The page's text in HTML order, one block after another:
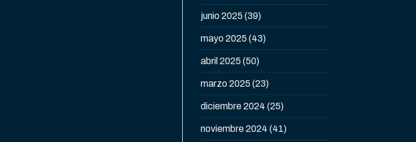
junio 2025 (39)
mayo 2025 (43)
abril 2025 (50)
marzo 2025 (23)
diciembre 2024 (25)
noviembre 2024 (41)